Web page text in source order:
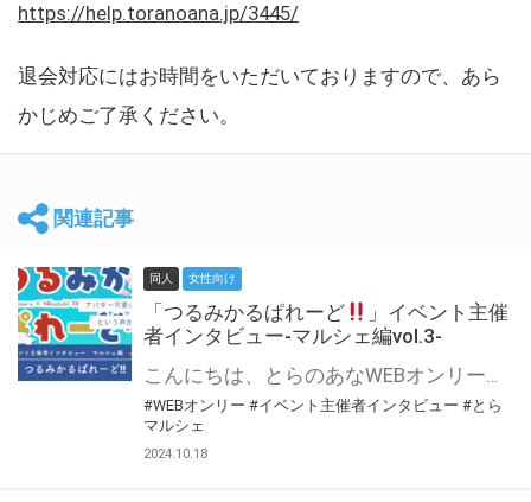
https://help.toranoana.jp/3445/
退会対応にはお時間をいただいておりますので、あら
かじめご了承ください。
関連記事
同人 女性向け
「つるみかるぱれーど
」イベント主催
者インタビュー-マルシェ編vol.3-
こんにちは、とらのあなWEBオンリー運営スタッフです。 新たにお届けする、イベント主催者インタビュー-マルシェ編-は、 とらのあなWEBオンリー「マルシェ」をご利用した主催様に 「マルシェ」を使って開催した感想や心がけをお聞きする企画です。 今回は、WEBオンリー初開催「つるみかるぱれーど
#WEBオンリー #イベント主催者インタビュー #とら
マルシェ
2024.10.18